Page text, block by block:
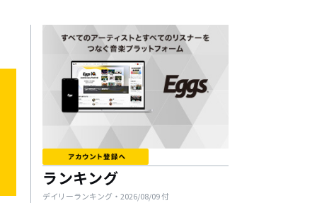
ランキング
デイリーランキング・ 2026/08/09付